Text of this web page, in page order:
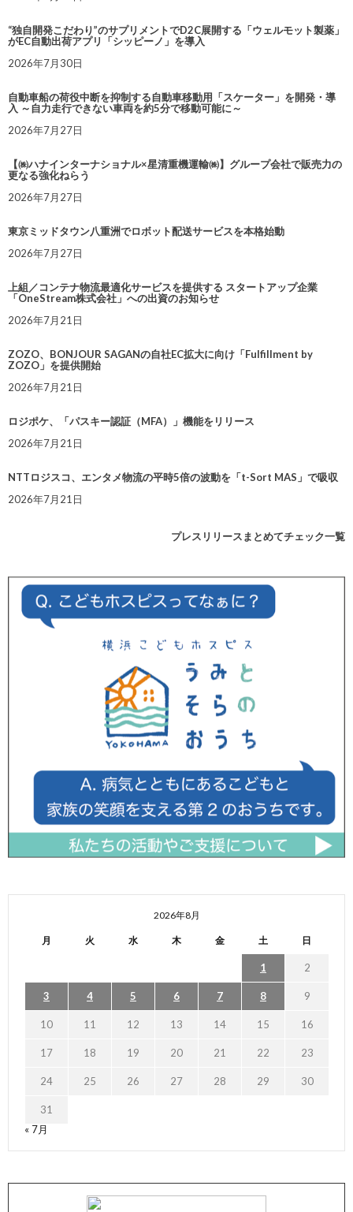
“独自開発こだわり”のサプリメントでD2C展開する「ウェルモット製薬」
がEC自動出荷アプリ「シッピーノ」を導入
2026年7月30日
自動車船の荷役中断を抑制する自動車移動用「スケーター」を開発・導
入 ～自力走行できない車両を約5分で移動可能に～
2026年7月27日
【㈱ハナインターナショナル×星清重機運輸㈱】グループ会社で販売力の
更なる強化ねらう
2026年7月27日
東京ミッドタウン八重洲でロボット配送サービスを本格始動
2026年7月27日
上組／コンテナ物流最適化サービスを提供する スタートアップ企業
「OneStream株式会社」への出資のお知らせ
2026年7月21日
ZOZO、BONJOUR SAGANの自社EC拡大に向け「Fulfillment by
ZOZO」を提供開始
2026年7月21日
ロジポケ、「パスキー認証（MFA）」機能をリリース
2026年7月21日
NTTロジスコ、エンタメ物流の平時5倍の波動を「t-Sort MAS」で吸収
2026年7月21日
プレスリリースまとめてチェック一覧
2026年8月
月 火 水 木 金 土 日
1 2
3 4 5 6 7 8 9
10 11 12 13 14 15 16
17 18 19 20 21 22 23
24 25 26 27 28 29 30
31
« 7月